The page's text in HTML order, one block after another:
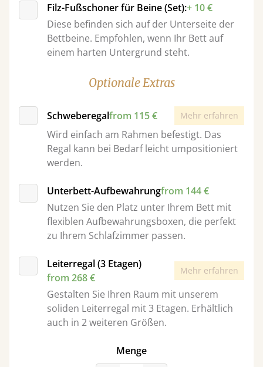
Filz-Fußschoner für Beine (Set):+ 10 €
Diese befinden sich auf der Unterseite der
Bettbeine. Empfohlen, wenn Ihr Bett auf
einem harten Untergrund steht.
Optionale Extras
Schweberegalfrom 115 € Mehr erfahren
Wird einfach am Rahmen befestigt. Das
Regal kann bei Bedarf leicht umpositioniert
werden.
Unterbett-Aufbewahrungfrom 144 €
Nutzen Sie den Platz unter Ihrem Bett mit
flexiblen Aufbewahrungsboxen, die perfekt
zu Ihrem Schlafzimmer passen.
Leiterregal (3 Etagen)
from 268 €
Mehr erfahren
Gestalten Sie Ihren Raum mit unserem
soliden Leiterregal mit 3 Etagen. Erhältlich
auch in 2 weiteren Größen.
Menge